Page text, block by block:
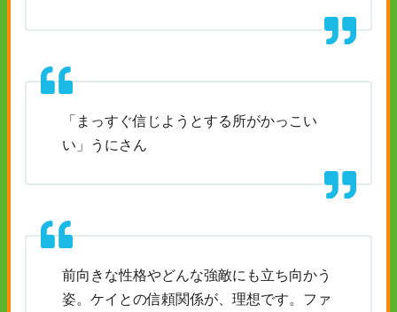
「まっすぐ信じようとする所がかっこい
い」うにさん
前向きな性格やどんな強敵にも立ち向かう
姿。ケイとの信頼関係が、理想です。ファ